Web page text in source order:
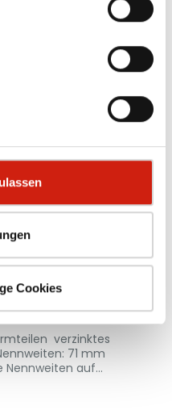
Cookies
verzinktes
71 mm
Nennweiten auf